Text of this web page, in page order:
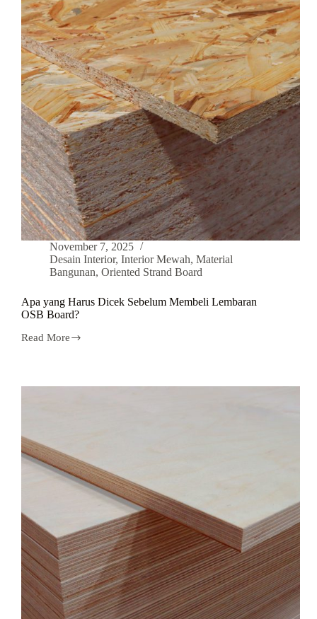
November 7, 2025
Desain Interior, Interior Mewah, Material
Bangunan, Oriented Strand Board
Apa yang Harus Dicek Sebelum Membeli Lembaran
OSB Board?
Read More